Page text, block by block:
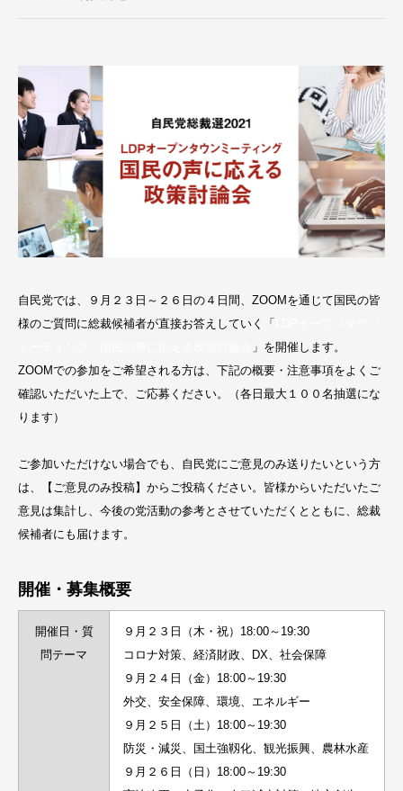
自民党では、９月２３日～２６日の４日間、ZOOMを通じて国民の皆
様のご質問に総裁候補者が直接お答えしていく「
」を開催します。
ZOOMでの参加をご希望される方は、下記の概要・注意事項をよくご
確認いただいた上で、ご応募ください。（各日最大１００名抽選にな
ります）
ご参加いただけない場合でも、自民党にご意見のみ送りたいという方
は、【ご意見のみ投稿】からご投稿ください。皆様からいただいたご
意見は集計し、今後の党活動の参考とさせていただくとともに、総裁
候補者にも届けます。
開催・募集概要
開催日・質
問テーマ
９月２３日（木・祝）18:00～19:30
コロナ対策、経済財政、DX、社会保障
９月２４日（金）18:00～19:30
外交、安全保障、環境、エネルギー
９月２５日（土）18:00～19:30
防災・減災、国土強靱化、観光振興、農林水産
９月２６日（日）18:00～19:30